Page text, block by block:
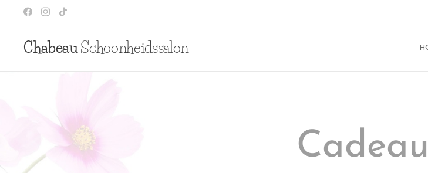
ChabeauSchoonheidssalon